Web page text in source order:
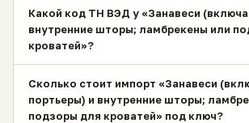
Какой код ТН ВЭД у «Занавеси
внутренние шторы; ламбрекены или
кроватей»?
Сколько стоит импорт «Занавеси
портьеры) и внутренние шторы;
подзоры для кроватей» под ключ?